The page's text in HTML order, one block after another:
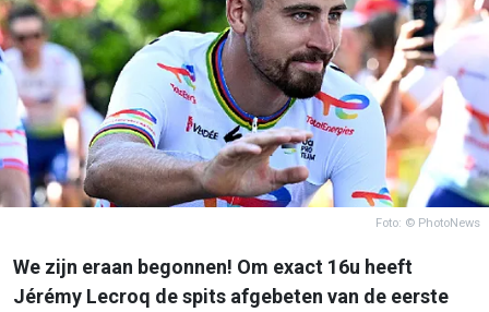
Foto: © PhotoNews
We zijn eraan begonnen! Om exact 16u heeft
Jérémy Lecroq de spits afgebeten van de eerste